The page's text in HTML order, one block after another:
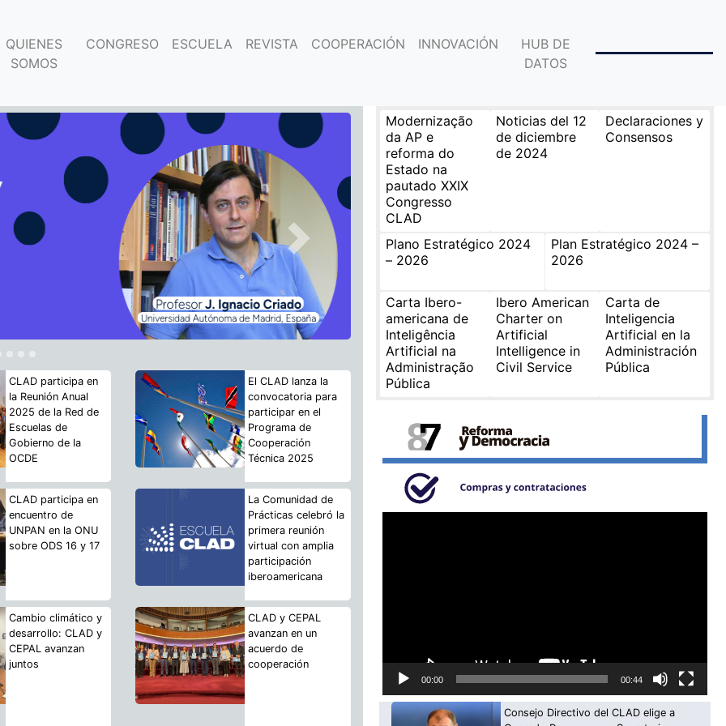
QUIENES
SOMOS
CONGRESO ESCUELA REVISTA COOPERACIÓN INNOVACIÓN
HUB DE
DATOS
Next
CLAD participa en
la Reunión Anual
2025 de la Red de
Escuelas de
Gobierno de la
OCDE
El CLAD lanza la
convocatoria para
participar en el
Programa de
Cooperación
Técnica 2025
CLAD participa en
encuentro de
UNPAN en la ONU
sobre ODS 16 y 17
La Comunidad de
Prácticas celebró la
primera reunión
virtual con amplia
participación
iberoamericana
Cambio climático y
desarrollo: CLAD y
CEPAL avanzan
juntos
CLAD y CEPAL
avanzan en un
acuerdo de
cooperación
Modernização
da AP e
reforma do
Estado na
pautado XXIX
Congresso
CLAD
Noticias del 12
de diciembre
de 2024
Declaraciones y
Consensos
Plano Estratégico 2024
– 2026
Plan Estratégico 2024 –
2026
Carta Ibero-
americana de
Inteligência
Artificial na
Administração
Pública
Ibero American
Charter on
Artificial
Intelligence in
Civil Service
Carta de
Inteligencia
Artificial en la
Administración
Pública
00:00 00:44
Consejo Directivo del CLAD elige a